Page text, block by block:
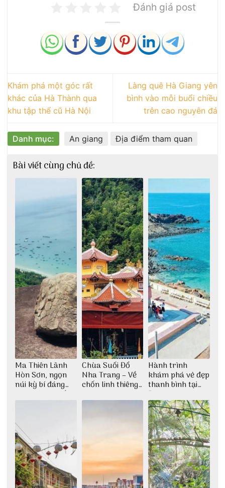
Đánh giá post
Khám phá một góc rất
khác của Hà Thành qua
khu tập thể cũ Hà Nội
Làng quê Hà Giang yên
bình vào mỗi buổi chiều
trên cao nguyên đá
Danh mục: An giang Địa điểm tham quan
Bài viết cùng chủ đề:
Ma Thiên Lãnh
Hòn Sơn, ngọn
núi kỳ bí đáng
khám phá nhất
Chùa Suối Đổ
Nha Trang – Về
chốn linh thiêng
thiền định
Hành trình
khám phá vẻ đẹp
thanh bình tại
Đảo Phú Quý